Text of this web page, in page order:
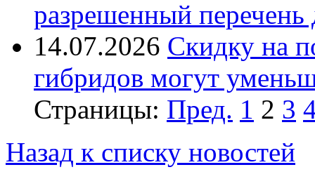
разрешенный перечень
14.07.2026 Скидку на
гибридов могут
Страницы: Пред. 1 2 3
Назад к списку новостей